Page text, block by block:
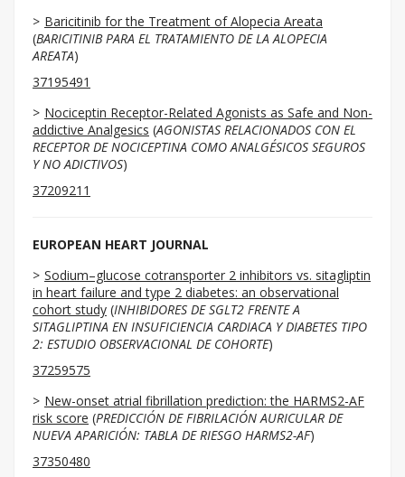
Baricitinib for the Treatment of Alopecia Areata
(BARICITINIB PARA EL TRATAMIENTO DE LA ALOPECIA
AREATA)
37195491
Nociceptin Receptor-Related Agonists as Safe and Non-
addictive Analgesics (AGONISTAS RELACIONADOS CON EL
RECEPTOR DE NOCICEPTINA COMO ANALGÉSICOS SEGUROS
Y NO ADICTIVOS)
37209211
EUROPEAN HEART JOURNAL
Sodium–glucose cotransporter 2 inhibitors vs. sitagliptin
in heart failure and type 2 diabetes: an observational
cohort study (INHIBIDORES DE SGLT2 FRENTE A
SITAGLIPTINA EN INSUFICIENCIA CARDIACA Y DIABETES TIPO
2: ESTUDIO OBSERVACIONAL DE COHORTE)
37259575
New-onset atrial fibrillation prediction: the HARMS2-AF
risk score (PREDICCIÓN DE FIBRILACIÓN AURICULAR DE
NUEVA APARICIÓN: TABLA DE RIESGO HARMS2-AF)
37350480